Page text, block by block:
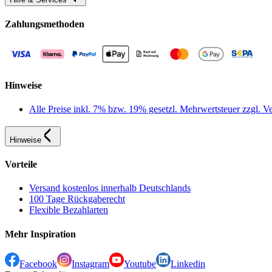
Zahlungsmethoden
Hinweise
Alle Preise inkl. 7% bzw. 19% gesetzl. Mehrwertsteuer zzgl.
Hinweise
Vorteile
Versand kostenlos innerhalb Deutschlands
100 Tage Rückgaberecht
Flexible Bezahlarten
Mehr Inspiration
Facebook Instagram Youtube
Linkedin